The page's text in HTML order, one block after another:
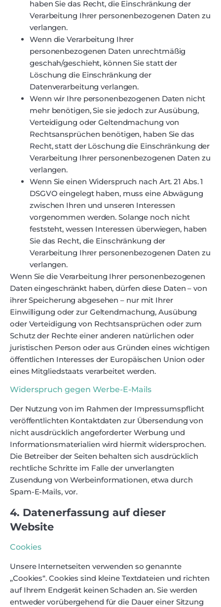
haben Sie das Recht, die Einschränkung der
Verarbeitung Ihrer personenbezogenen Daten zu
verlangen.
Wenn die Verarbeitung Ihrer
personenbezogenen Daten unrechtmäßig
geschah/geschieht, können Sie statt der
Löschung die Einschränkung der
Datenverarbeitung verlangen.
Wenn wir Ihre personenbezogenen Daten nicht
mehr benötigen, Sie sie jedoch zur Ausübung,
Verteidigung oder Geltendmachung von
Rechtsansprüchen benötigen, haben Sie das
Recht, statt der Löschung die Einschränkung der
Verarbeitung Ihrer personenbezogenen Daten zu
verlangen.
Wenn Sie einen Widerspruch nach Art. 21 Abs. 1
DSGVO eingelegt haben, muss eine Abwägung
zwischen Ihren und unseren Interessen
vorgenommen werden. Solange noch nicht
feststeht, wessen Interessen überwiegen, haben
Sie das Recht, die Einschränkung der
Verarbeitung Ihrer personenbezogenen Daten zu
verlangen.
Wenn Sie die Verarbeitung Ihrer personenbezogenen
Daten eingeschränkt haben, dürfen diese Daten – von
ihrer Speicherung abgesehen – nur mit Ihrer
Einwilligung oder zur Geltendmachung, Ausübung
oder Verteidigung von Rechtsansprüchen oder zum
Schutz der Rechte einer anderen natürlichen oder
juristischen Person oder aus Gründen eines wichtigen
öffentlichen Interesses der Europäischen Union oder
eines Mitgliedstaats verarbeitet werden.
Widerspruch gegen Werbe-E-Mails
Der Nutzung von im Rahmen der Impressumspflicht
veröffentlichten Kontaktdaten zur Übersendung von
nicht ausdrücklich angeforderter Werbung und
Informationsmaterialien wird hiermit widersprochen.
Die Betreiber der Seiten behalten sich ausdrücklich
rechtliche Schritte im Falle der unverlangten
Zusendung von Werbeinformationen, etwa durch
Spam-E-Mails, vor.
4. Datenerfassung auf dieser
Website
Cookies
Unsere Internetseiten verwenden so genannte
„Cookies“. Cookies sind kleine Textdateien und richten
auf Ihrem Endgerät keinen Schaden an. Sie werden
entweder vorübergehend für die Dauer einer Sitzung